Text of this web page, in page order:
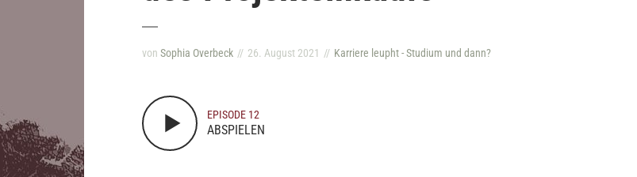
von Sophia Overbeck 26. August 2021 Karriere leupht - Studium und dann?
EPISODE 12
ABSPIELEN